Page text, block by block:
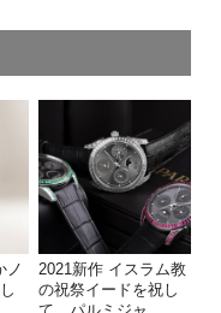
ノ
2021新作 イスラム教
の祝祭イードを祝し